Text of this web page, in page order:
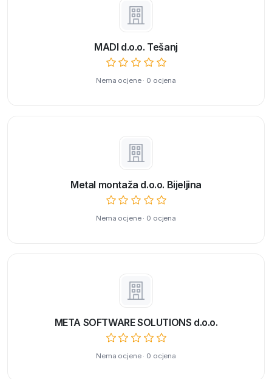
MADI d.o.o. Tešanj
Nema ocjene · 0 ocjena
Metal montaža d.o.o. Bijeljina
Nema ocjene · 0 ocjena
META SOFTWARE SOLUTIONS d.o.o.
Nema ocjene · 0 ocjena